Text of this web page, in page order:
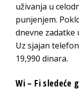
uživanja u
punjenjem.
dnevne zadatke
Uz sjajan
19,990 dinara.
Wi – Fi sledeće